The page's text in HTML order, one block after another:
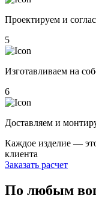
Проектируем и
5
Изготавливаем на
6
Доставляем и
Каждое изделие —
клиента
Заказать расчет
По любым